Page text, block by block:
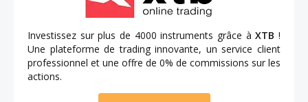
Investissez sur plus de 4000 instruments grâce àXTB !
Une plateforme de trading innovante, un service client
professionnel et une offre de 0% de commissions sur les
actions.